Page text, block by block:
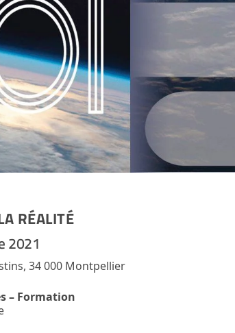
RÉALITÉ
2021
34 000 Montpellier
– Formation